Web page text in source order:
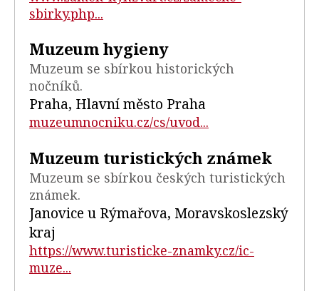
sbirky.php...
Muzeum hygieny
Muzeum se sbírkou historických
nočníků.
Praha, Hlavní město Praha
muzeumnocniku.cz/cs/uvod...
Muzeum turistických známek
Muzeum se sbírkou českých turistických
známek.
Janovice u Rýmařova, Moravskoslezský
kraj
https://www.turisticke-znamky.cz/ic-
muze...